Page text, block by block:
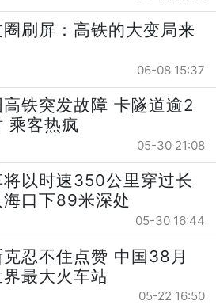
圈刷屏：高铁的大变局来
06-08 15:37
高铁突发故障 卡隧道逾2
乘客热疯
05-30 21:08
将以时速350公里穿过长
海口下89米深处
05-30 16:44
克忍不住点赞 中国38月
最大火车站
05-22 16:50